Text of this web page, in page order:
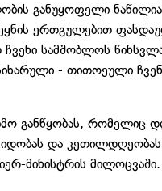
განუყოფელი
ერთგულებით
ჩვენი სამშობლოს
- თითოეული
განწყობას, რომელიც
და
მინისტრის მილოცვაში.